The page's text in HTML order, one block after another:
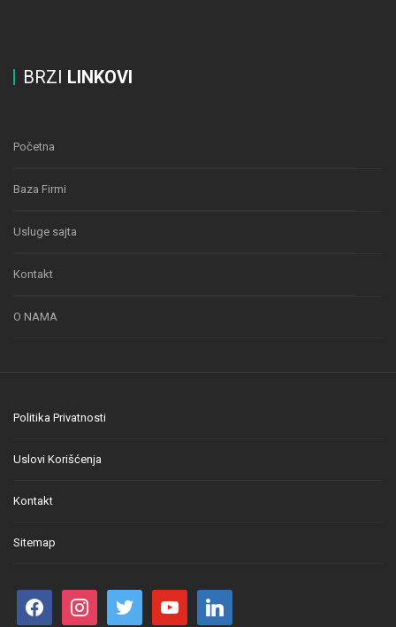
BRZI LINKOVI
Početna
Baza Firmi
Usluge sajta
Kontakt
O NAMA
Politika Privatnosti
Uslovi Korišćenja
Kontakt
Sitemap